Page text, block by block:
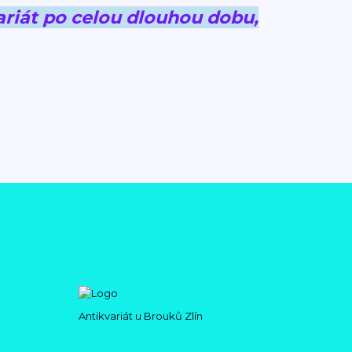
po celou dlouhou dobu,
Antikvariát u Brouků Zlín